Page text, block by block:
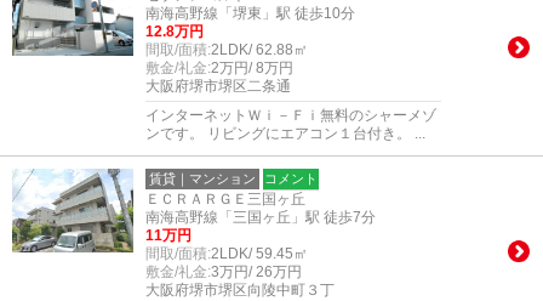
南海高野線「堺東」駅 徒歩10分
12.8万円
間取/面積:2LDK/ 62.88㎡
敷金/礼金:2万円/ 8万円
大阪府堺市堺区二条通
インターネットＷｉ－Ｆｉ無料のシャーメゾ
ンです。 リビングにエアコン１台付き。 ...
賃貸｜マンション コメント
ＥＣＲＡＲＧＥ三国ヶ丘
南海高野線「三国ヶ丘」駅 徒歩7分
11万円
間取/面積:2LDK/ 59.45㎡
敷金/礼金:3万円/ 26万円
大阪府堺市堺区向陵中町３丁